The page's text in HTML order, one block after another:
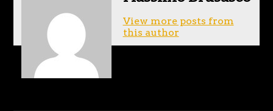
View more posts from
this author